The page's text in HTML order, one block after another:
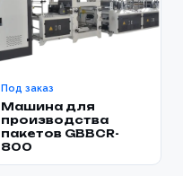
Под заказ
Машина для
производства
пакетов GBBCR-
800